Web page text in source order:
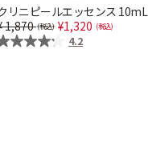
リニピールエッセンス 10mL
Price reduced from
1,870to 1,320
4.2